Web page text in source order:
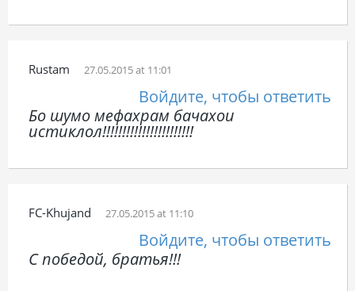
Rustam 27.05.2015 at 11:01
Войдите, чтобы ответить
Бо шумо мефахрам бачахои
истиклол!!!!!!!!!!!!!!!!!!!!!!!
FC-Khujand 27.05.2015 at 11:10
Войдите, чтобы ответить
С победой, братья!!!